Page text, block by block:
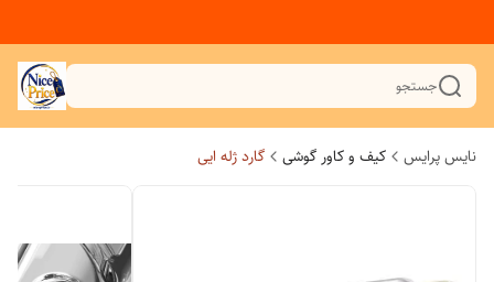
جستجو
نایس پرایس کیف و کاور گوشی گارد ژله ایی